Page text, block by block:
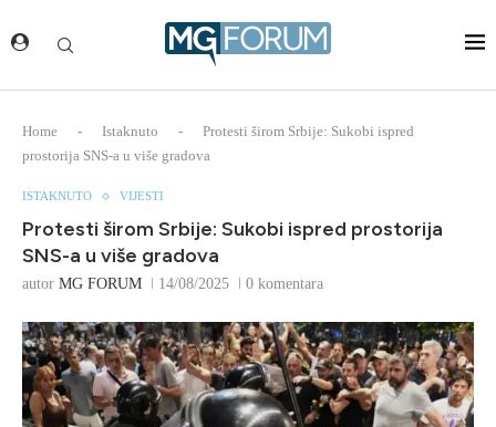
Home - Istaknuto -
Protesti širom Srbije: Sukobi ispred
prostorija SNS-a u više gradova
ISTAKNUTO VIJESTI
Protesti širom Srbije: Sukobi ispred prostorija
SNS-a u više gradova
autor MG FORUM 14/08/2025 0 komentara